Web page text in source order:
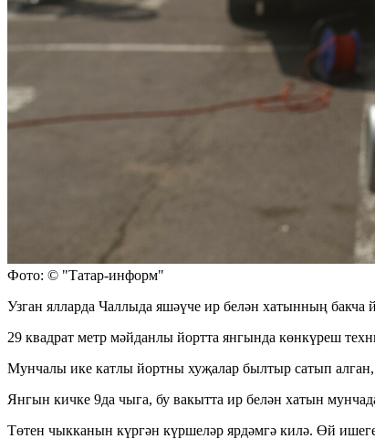
Фото: © "Татар-информ"
Узган ялларда Чаллыда яшәүче ир белән хатынның
29 квадрат метр мәйданлы йортта янгында көнкүреш
Мунчалы ике катлы йортны хуҗалар былтыр сатып
Янгын кичке 9да чыга, бу вакытта ир белән хатын
Төтен чыкканын күргән күршеләр ярдәмгә килә. Өй